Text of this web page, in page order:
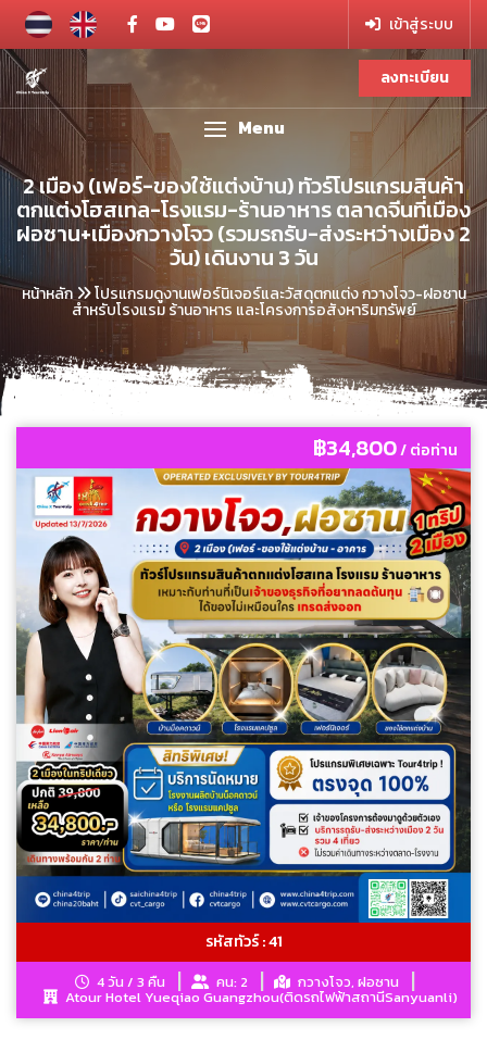
เข้าสู่ระบบ
ลงทะเบียน
Menu
2 เมือง (เฟอร์-ของใช้แต่งบ้าน) ทัวร์โปรแกรมสินค้า
ตกแต่งโฮสเทล-โรงแรม-ร้านอาหาร ตลาดจีนที่เมือง
ฝอซาน+เมืองกวางโจว (รวมรถรับ-ส่งระหว่างเมือง 2
วัน) เดินงาน 3 วัน
หน้าหลัก โปรแกรมดูงานเฟอร์นิเจอร์และวัสดุตกแต่ง กวางโจว-ฝอซาน
สำหรับโรงแรม ร้านอาหาร และโครงการอสังหาริมทรัพย์
฿34,800/ ต่อท่าน
รหัสทัวร์ : 41
4 วัน / 3 คืน คน: 2 กวางโจว, ฝอซาน
Atour Hotel Yueqiao Guangzhou(ติดรถไฟฟ้าสถานีSanyuanli)